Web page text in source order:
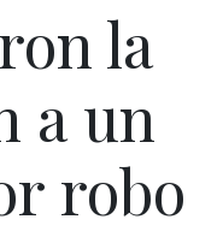
la
a un
robo